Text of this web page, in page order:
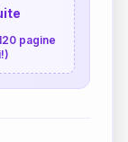
pagine